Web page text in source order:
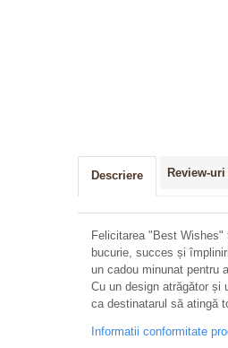
Descriere Review-uri
Felicitarea "Best
bucurie, succes și
un cadou minunat pentru
Cu un design atrăgător și
ca destinatarul să atingă
Informatii conformitate